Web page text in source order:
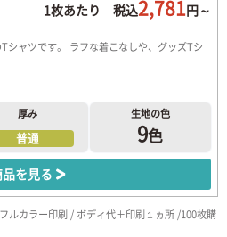
1枚あたり 税込2,781円～
シャツです。 ラフな着こなしや、グッズTシ
厚み
普通
生地の色
9色
品を見る
ルカラー印刷 / ボディ代＋印刷１ヵ所 /100枚購